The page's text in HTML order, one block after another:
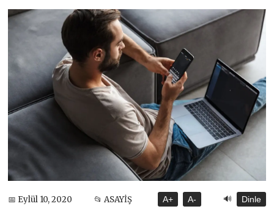
📅 Eylül 10, 2020 📂 ASAYİŞ A+ A- 🔊 Dinle